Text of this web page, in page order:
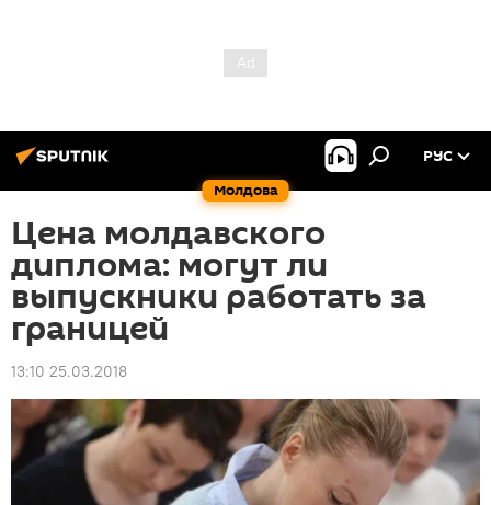
Молдова
РУС
Цена молдавского
диплома: могут ли
выпускники работать за
границей
13:10 25.03.2018